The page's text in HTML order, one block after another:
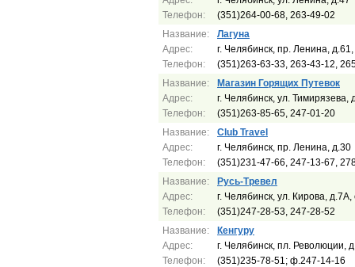
Телефон:
(351)264-00-68, 263-49-02
Название:
Адрес:
Телефон:
Лагуна
г. Челябинск, пр. Ленина,
(351)263-63-33, 263-43-12,
Название:
Адрес:
Телефон:
Магазин Горящих Путевок
г. Челябинск, ул. Тимирязева,
(351)263-85-65, 247-01-20
Название:
Адрес:
Телефон:
Сlub Travel
г. Челябинск, пр. Ленина, д.30
(351)231-47-66, 247-13-67,
Название:
Адрес:
Телефон:
Русь-Тревел
г. Челябинск, ул. Кирова,
(351)247-28-53, 247-28-52
Название:
Адрес:
Телефон:
Кенгуру
г. Челябинск, пл. Революции,
(351)235-78-51; ф.247-14-16